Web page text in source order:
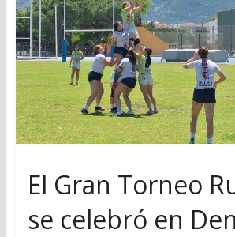
El Gran Torneo
se celebró en